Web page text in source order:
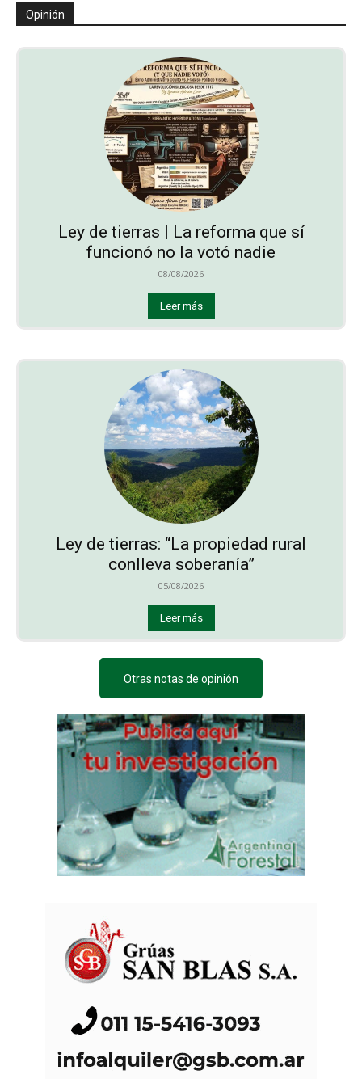
Opinión
Ley de tierras | La reforma que sí
funcionó no la votó nadie
08/08/2026
Leer más
Ley de tierras: “La propiedad rural
conlleva soberanía”
05/08/2026
Leer más
Otras notas de opinión